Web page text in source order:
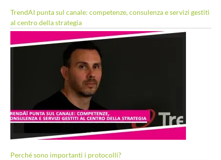
TrendAI punta sul canale: competenze, consulenza e servizi gestiti
al centro della strategia
Perché sono importanti i protocolli?